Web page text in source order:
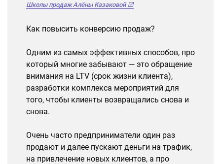
Школы продаж Алёны Казаковой
Как повысить конверсию продаж?
Одним из самых эффективных способов, про
который многие забывают — это обращение
внимания на LTV (срок жизни клиента),
разработки комплекса мероприятий для
того, чтобы клиенты возвращались снова и
снова.
Очень часто предприниматели один раз
продают и далее пускают деньги на трафик,
на привлечение новых клиентов, а про